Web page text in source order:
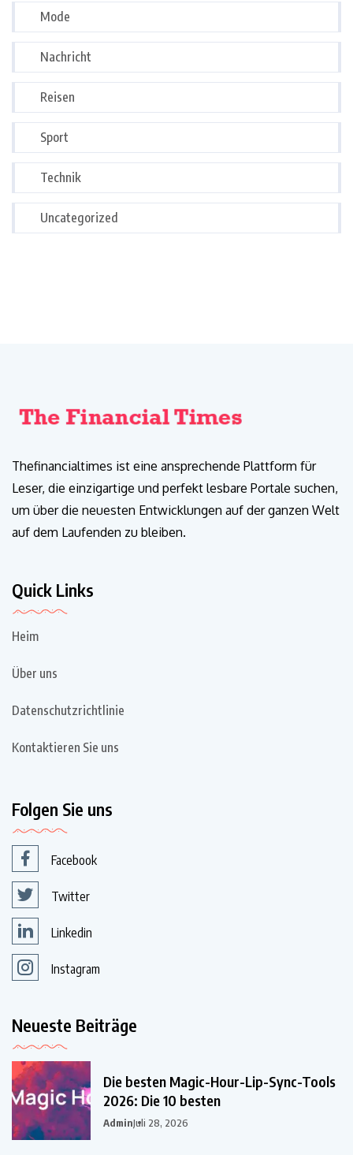
Mode
Nachricht
Reisen
Sport
Technik
Uncategorized
Thefinancialtimes ist eine ansprechende Plattform für
Leser, die einzigartige und perfekt lesbare Portale suchen,
um über die neuesten Entwicklungen auf der ganzen Welt
auf dem Laufenden zu bleiben.
Quick Links
Heim
Über uns
Datenschutzrichtlinie
Kontaktieren Sie uns
Folgen Sie uns
Facebook
Twitter
Linkedin
Instagram
Neueste Beiträge
Die besten Magic-Hour-Lip-Sync-Tools
2026: Die 10 besten
AdminJuli 28, 2026